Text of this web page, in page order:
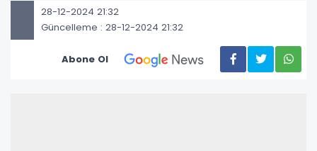
28-12-2024 21:32
Güncelleme : 28-12-2024 21:32
Abone Ol